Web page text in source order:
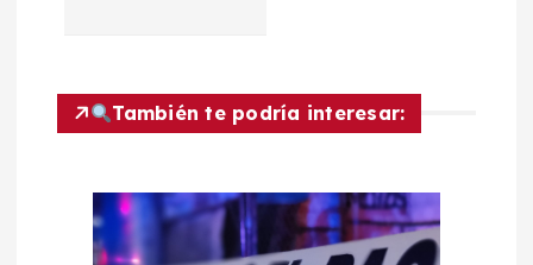
d
También te podría interesar: